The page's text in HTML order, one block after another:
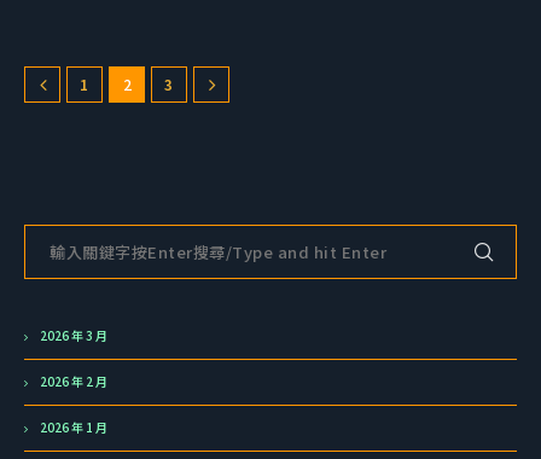
1 2 3
2026 年 3 月
2026 年 2 月
2026 年 1 月